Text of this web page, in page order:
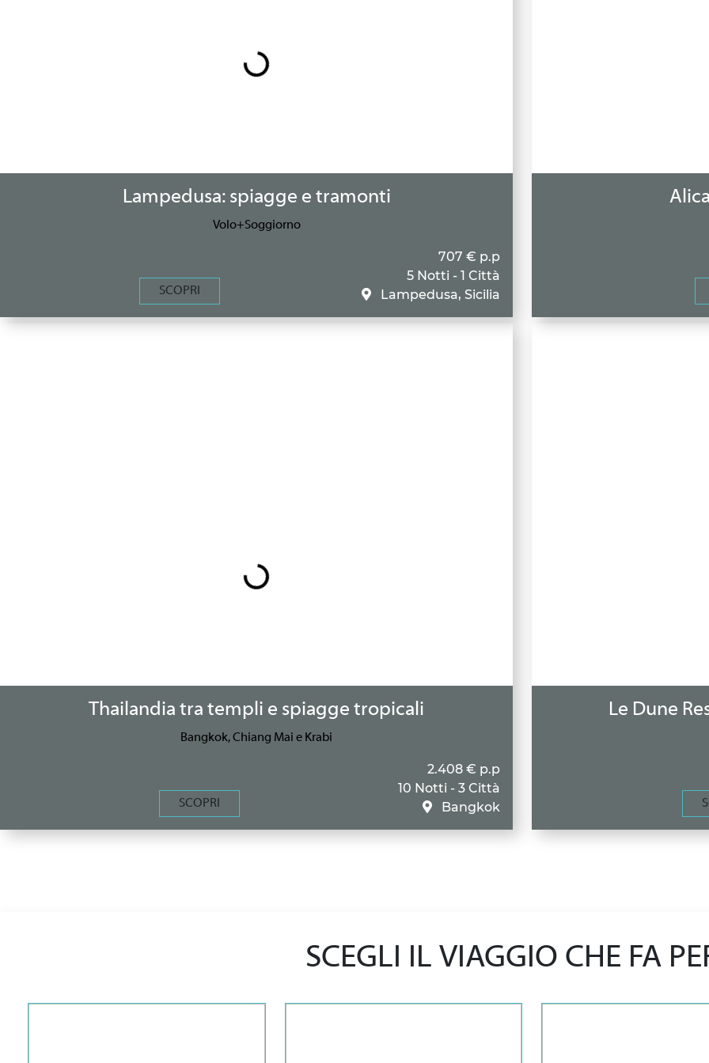
Lampedusa: spiagge e tramonti
Volo+Soggiorno
SCOPRI
707 € p.p
5 Notti - 1 Città
Lampedusa, Sicilia
Thailandia tra templi e spiagge tropicali
Bangkok, Chiang Mai e Krabi
SCOPRI
2.408 € p.p
10 Notti - 3 Città
Bangkok
Le Dune
SCEGLI IL VIAGGIO CHE FA